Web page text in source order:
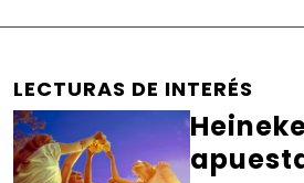
LECTURAS DE INTERÉS